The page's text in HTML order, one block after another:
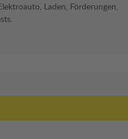
Laden, Förderungen,